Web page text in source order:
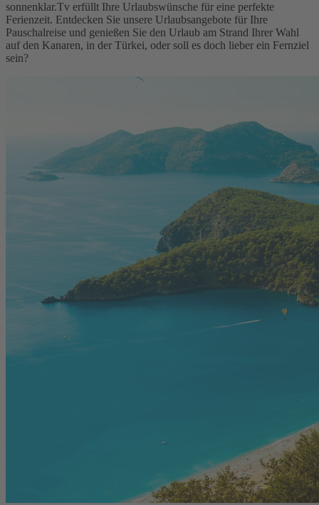
sonnenklar.Tv erfüllt Ihre Urlaubswünsche für eine perfekte
Ferienzeit. Entdecken Sie unsere Urlaubsangebote für Ihre
Pauschalreise und genießen Sie den Urlaub am Strand Ihrer Wahl
auf den Kanaren, in der Türkei, oder soll es doch lieber ein Fernziel
sein?